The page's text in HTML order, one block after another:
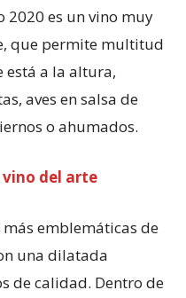
2020 es un vino muy
que permite multitud
está a la altura,
aves en salsa de
o ahumados.
vino del arte
más emblemáticas de
una dilatada
de calidad. Dentro de